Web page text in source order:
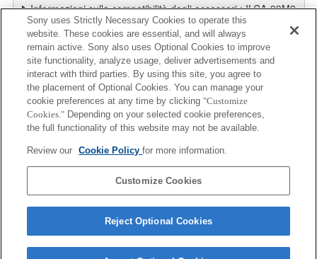
Informazioni sulla compatibilità degli accessori : ILCA-99M2
Selettore obiettivi
Seleziona un obiettivo consigliato per le foto che desideri scattare
Mirino
Completamente compatibile
FDA-A1AM
Sony uses Strictly Necessary Cookies to operate this
website. These cookies are essential, and will always
remain active. Sony also uses Optional Cookies to improve
site functionality, analyze usage, deliver advertisements and
interact with third parties. By using this site, you agree to
the placement of Optional Cookies. You can manage your
cookie preferences at any time by clicking "Customize
Cookies." Depending on your selected cookie preferences,
the full functionality of this website may not be available.
Review our Cookie Policyfor more information.
Customize Cookies
Reject Optional Cookies